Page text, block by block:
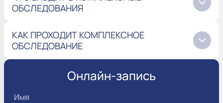
ОБСЛЕДОВАНИЯ
КАК ПРОХОДИТ КОМПЛЕКСНОЕ
ОБСЛЕДОВАНИЕ
Онлайн-запись
Имя